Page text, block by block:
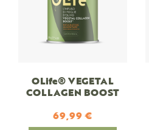
OLife® VEGETAL
COLLAGEN BOOST
69,99 €